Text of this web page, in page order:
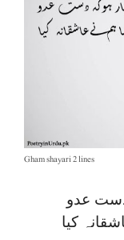
Gham shayari 2 lines
عدو
کیا